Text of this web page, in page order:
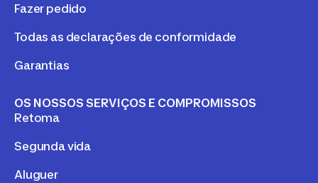
Fazer pedido
Todas as declarações de conformidade
Garantias
OS NOSSOS SERVIÇOS E COMPROMISSOS
Retoma
Segunda vida
Aluguer